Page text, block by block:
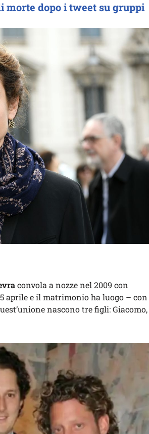
morte dopo i tweet su gruppi
convola a nozze nel 2009 con
aprile e il matrimonio ha luogo – con
nascono tre figli: Giacomo,